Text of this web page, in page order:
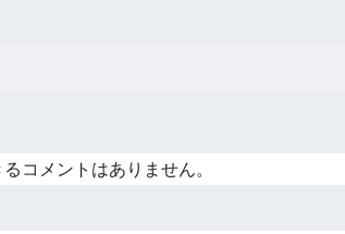
コメントはありません。